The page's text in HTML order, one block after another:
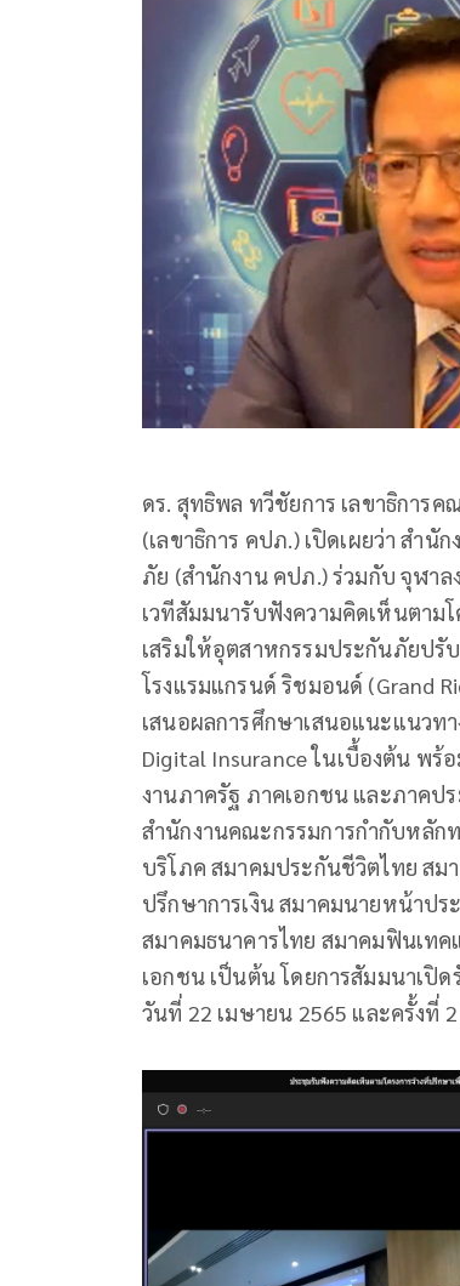
ดร. สุทธิพล ทวีชัยการ เลขาธิการ
(เลขาธิการ คปภ.) เปิดเผยว่า สำ
ภัย (สำนักงาน คปภ.) ร่วมกับ จุฬา
เวทีสัมมนารับฟังความคิดเห็นตาม
เสริมให้อุตสาหกรรมประกันภัยปรั
โรงแรมแกรนด์ ริชมอนด์ (Grand
เสนอผลการศึกษาเสนอแนะแนวท
Digital Insurance ในเบื้องต้น พร้
งานภาครัฐ ภาคเอกชน และภาคป
สำนักงานคณะกรรมการกำกับหลั
บริโภค สมาคมประกันชีวิตไทย ส
ปรึกษาการเงิน สมาคมนายหน้าป
สมาคมธนาคารไทย สมาคมฟินเท
เอกชน เป็นต้น โดยการสัมมนาเปิ
วันที่ 22 เมษายน 2565 และครั้งที่